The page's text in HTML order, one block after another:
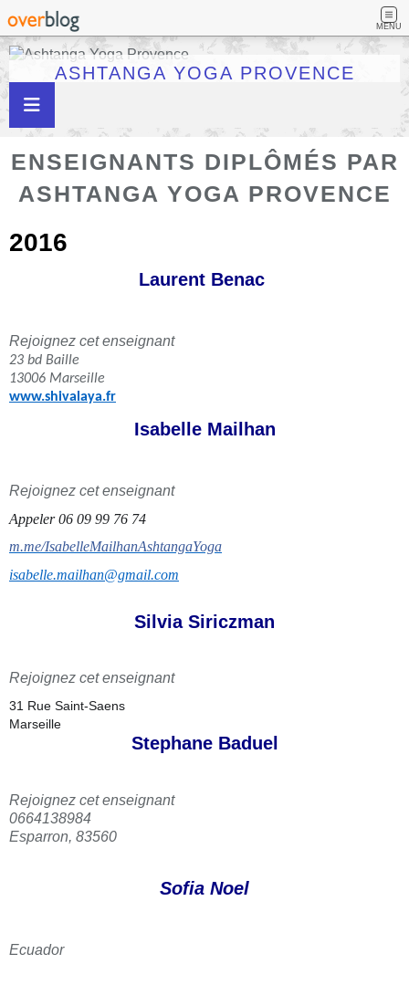
MENU
ASHTANGA YOGA PROVENCE
ENSEIGNANTS DIPLÔMÉS PAR
ASHTANGA YOGA PROVENCE
2016
Laurent Benac
Rejoignez cet enseignant
23 bd Baille
13006 Marseille
www.shivalaya.fr
Isabelle Mailhan
Rejoignez cet enseignant
Appeler 06 09 99 76 74
m.me/IsabelleMailhanAshtangaYoga
isabelle.mailhan@gmail.com
Silvia Siriczman
Rejoignez cet enseignant
31 Rue Saint-Saens
Marseille
Stephane Baduel
Rejoignez cet enseignant
0664138984
Esparron, 83560
Sofia Noel
Ecuador